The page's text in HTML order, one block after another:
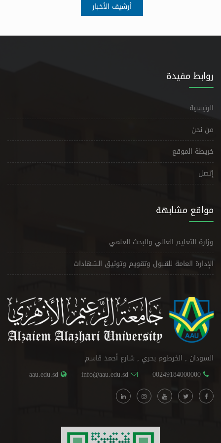
أرشيف الأخبار
روابط مفيدة
الرئيسية
من نحن
خريطة الموقع
إتصل
مواقع مشابهة
وزارة التعليم العالي والبحث العلمي
الإدارة العامة للقبول وتقويم وتوثيق الشهادات
السودان , الخرطوم بحري , شارع أحمد قاسم
00249184000000
info@aau.edu.sd
aau.edu.sd